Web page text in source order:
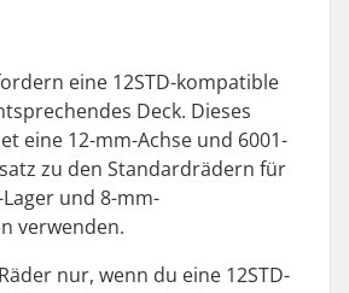
eine 12STD-kompatible
Deck. Dieses
eine 12-mm-Achse und 6001-
zu den Standardrädern für
und 8-mm-
verwenden.
nur, wenn du eine 12STD-